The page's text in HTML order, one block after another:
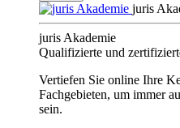
juris
juris Akademie
Qualifizierte und
Vertiefen Sie online Ihre
Fachgebieten, um immer
sein.